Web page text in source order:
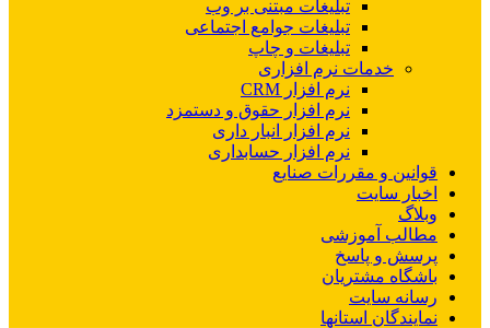
تبلیغات مبتنی بر وب
تبلیغات جوامع اجتماعی
تبلیغات و چاپ
خدمات نرم افزاری
نرم افزار CRM
نرم افزار حقوق و دستمزد
نرم افزار انبار داری
نرم افزار حسابداری
قوانین و مقررات صنایع
اخبار سایت
وبلاگ
مطالب آموزشی
پرسش و پاسخ
باشگاه مشتریان
رسانه سایت
نمایندگان استانها